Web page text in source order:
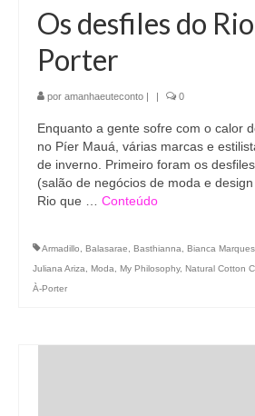
Os desfiles do
Porter
por amanhaeuteconto | | 0
Enquanto a gente sofre com o calor
no Píer Mauá, várias marcas e
de inverno. Primeiro foram os
(salão de negócios de moda e
Rio que … Conteúdo
Armadillo Balasarae Basthianna Bianca Marques
Juliana Ariza
Moda My Philosophy, Natural Cotton
À-Porter